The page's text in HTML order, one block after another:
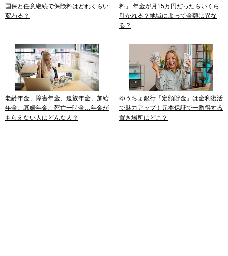
国保と任意継続で保険料はどれくらい
変わる？
料」 年金が月15万円だったらいくら
引かれる？地域によって金額は異な
る？
老齢年金、障害年金、遺族年金、加給
年金、寡婦年金、死亡一時金…年金が
もらえない人はどんな人？
ゆうちょ銀行「定額貯金」は金利復活
で魅力アップ！元本保証で一番得する
置き場所はどこ？